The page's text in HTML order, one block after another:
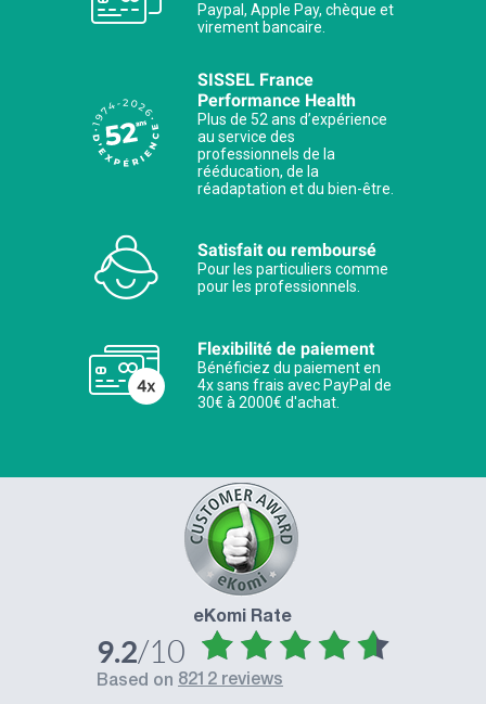
Paypal, Apple Pay, chèque et
virement bancaire.
SISSEL France
Performance Health
Plus de 52 ans d’expérience
au service des
professionnels de la
rééducation, de la
réadaptation et du bien-être.
Satisfait ou remboursé
Pour les particuliers comme
pour les professionnels.
Flexibilité de paiement
Bénéficiez du paiement en
4x sans frais avec PayPal de
30€ à 2000€ d'achat.
eKomi Rate
9.2/10
based on 8212 reviews